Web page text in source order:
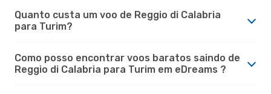
Quanto custa um voo de Reggio di Calabria
para Turim?
Como posso encontrar voos baratos saindo de
Reggio di Calabria para Turim em eDreams ?